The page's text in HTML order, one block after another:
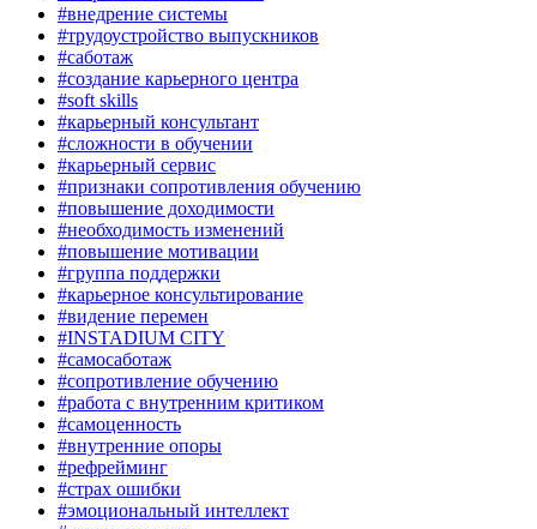
#внедрение системы
#трудоустройство выпускников
#саботаж
#создание карьерного центра
#soft skills
#карьерный консультант
#сложности в обучении
#карьерный сервис
#признаки сопротивления обучению
#повышение доходимости
#необходимость изменений
#повышение мотивации
#группа поддержки
#карьерное консультирование
#видение перемен
#INSTADIUM CITY
#самосаботаж
#сопротивление обучению
#работа с внутренним критиком
#самоценность
#внутренние опоры
#рефрейминг
#страх ошибки
#эмоциональный интеллект